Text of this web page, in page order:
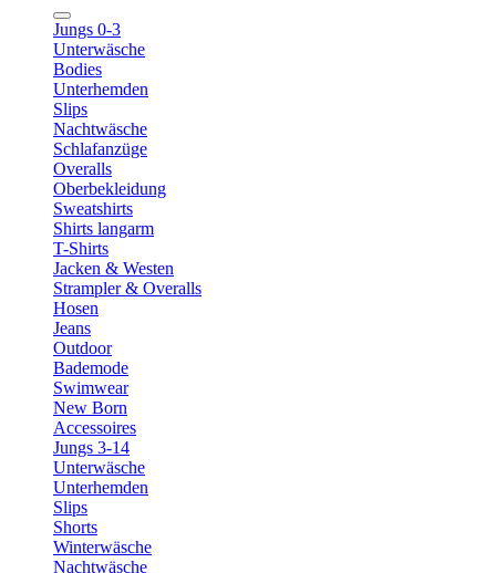
Jungs 0-3
Unterwäsche
Bodies
Unterhemden
Slips
Nachtwäsche
Schlafanzüge
Overalls
Oberbekleidung
Sweatshirts
Shirts langarm
T-Shirts
Jacken & Westen
Strampler & Overalls
Hosen
Jeans
Outdoor
Bademode
Swimwear
New Born
Accessoires
Jungs 3-14
Unterwäsche
Unterhemden
Slips
Shorts
Winterwäsche
Nachtwäsche